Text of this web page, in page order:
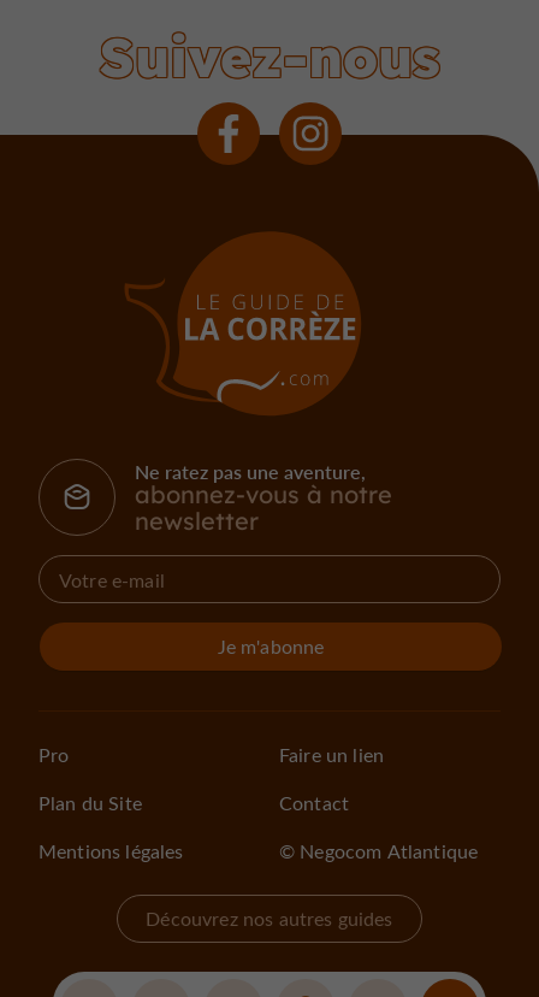
Suivez-nous
Ne ratez pas une aventure,
abonnez-vous à notre
newsletter
Je m'abonne
Pro
Plan du Site
Mentions légales
Faire un lien
Contact
© Negocom Atlantique
Découvrez nos autres guides